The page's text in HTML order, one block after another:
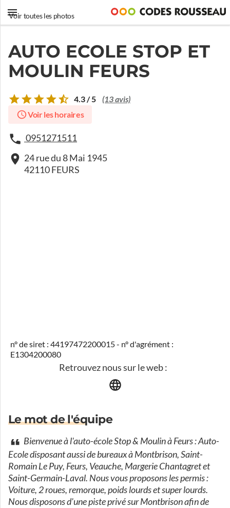
Voir toutes les photos
AUTO ECOLE STOP ET
MOULIN FEURS
4.3 / 5 (13 avis)
Voir les horaires
0951271511
24 rue du 8 Mai 1945
42110 FEURS
n° de siret : 44197472200015 - n° d'agrément :
E1304200080
Retrouvez nous sur le web :
Le mot de l'équipe
Bienvenue à l'auto-école Stop & Moulin à Feurs : Auto-
Ecole disposant aussi de bureaux à Montbrison, Saint-
Romain Le Puy, Feurs, Veauche, Margerie Chantagret et
Saint-Germain-Laval. Nous vous proposons les permis :
Voiture, 2 roues, remorque, poids lourds et super lourds.
Nous disposons d'une piste privé sur Montbrison afin de